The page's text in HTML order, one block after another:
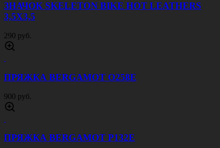
ЗНАЧОК SKELETON BIKE HOT LEATHERS
3,5Х3,5
290 руб.
ПРЯЖКА BERGAMOT O258E
900 руб.
ПРЯЖКА BERGAMOT P132E